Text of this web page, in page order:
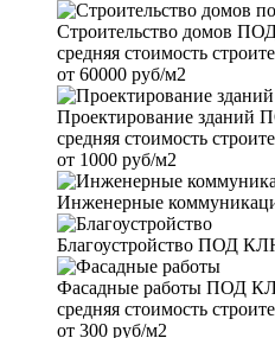
Строительство домов ПОД
средняя стоимость
от 60000 руб/м2
Проектирование зданий
средняя стоимость
от 1000 руб/м2
Инженерные
Благоустройство ПОД
Фасадные работы ПОД
средняя стоимость
от 300 руб/м2